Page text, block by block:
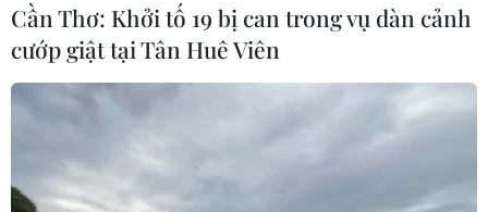
Cần Thơ: Khởi tố 19 bị can trong vụ dàn cảnh
cướp giật tại Tân Huê Viên